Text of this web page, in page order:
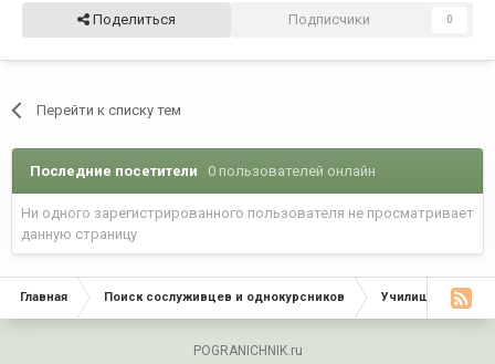
Поделиться Подписчики 0
Перейти к списку тем
Последние посетители 0 пользователей онлайн
Ни одного зарегистрированного пользователя не просматривает
данную страницу
Главная Поиск сослуживцев и однокурсников Училища,
POGRANICHNIK.ru